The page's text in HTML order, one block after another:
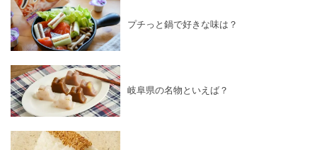
プチっと鍋で好きな味は？
岐阜県の名物といえば？